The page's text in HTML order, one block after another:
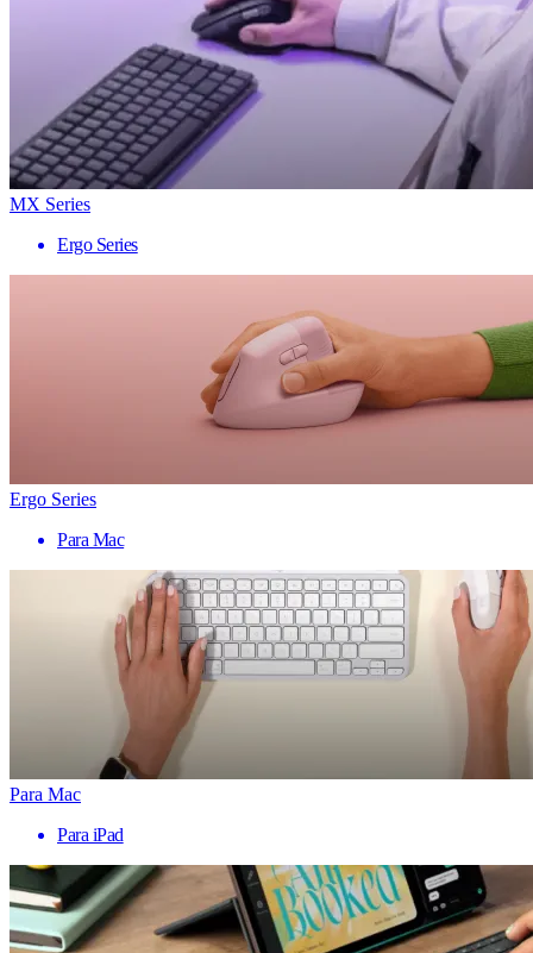
MX Series
Ergo Series
Ergo Series
Para Mac
Para Mac
Para iPad